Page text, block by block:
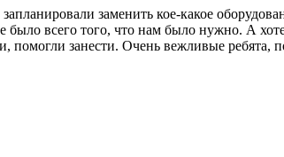
заменить кое-какое
всего того, что нам было нужно. А
помогли занести. Очень вежливые